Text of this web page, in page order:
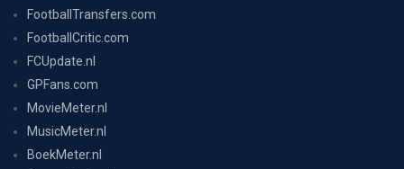
FootballTransfers.com
FootballCritic.com
FCUpdate.nl
GPFans.com
MovieMeter.nl
MusicMeter.nl
BoekMeter.nl